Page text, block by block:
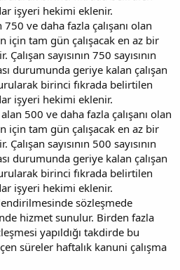
işyeri hekimi eklenir.
ve daha fazla çalışanı olan
için tam gün çalışacak en az bir
sayısının 750 sayısının
durumunda geriye kalan çalışan
birinci fıkrada belirtilen
işyeri hekimi eklenir.
500 ve daha fazla çalışanı olan
için tam gün çalışacak en az bir
sayısının 500 sayısının
durumunda geriye kalan çalışan
birinci fıkrada belirtilen
işyeri hekimi eklenir.
sözleşmede
hizmet sunulur. Birden fazla
yapıldığı takdirde bu
süreler haftalık kanuni çalışma